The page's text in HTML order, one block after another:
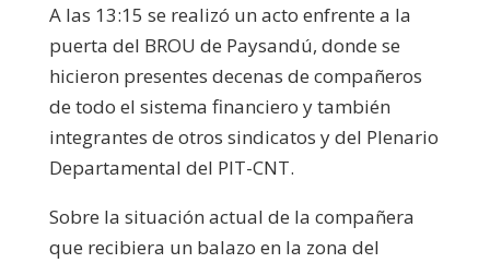
A las 13:15 se realizó un acto enfrente a la
puerta del BROU de Paysandú, donde se
hicieron presentes decenas de compañeros
de todo el sistema financiero y también
integrantes de otros sindicatos y del Plenario
Departamental del PIT-CNT.
Sobre la situación actual de la compañera
que recibiera un balazo en la zona del